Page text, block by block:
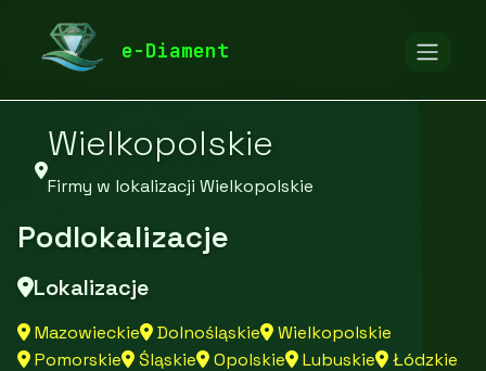
e-Diament
diamentspa.pl
Wielkopolskie
Firmy w lokalizacji Wielkopolskie
Podlokalizacje
Lokalizacje
Mazowieckie Dolnośląskie
Wielkopolskie
Pomorskie
Śląskie Opolskie Lubuskie
Łódzkie